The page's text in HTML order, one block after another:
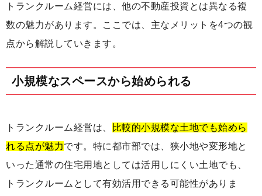
トランクルーム経営には、他の不動産投資とは異なる複
数の魅力があります。ここでは、主なメリットを4つの観
点から解説していきます。
小規模なスペースから始められる
トランクルーム経営は、
比較的小規模な土地でも始めら
れる点が魅力です。特に都市部では、狭小地や変形地と
いった通常の住宅用地としては活用しにくい土地でも、
トランクルームとして有効活用できる可能性がありま